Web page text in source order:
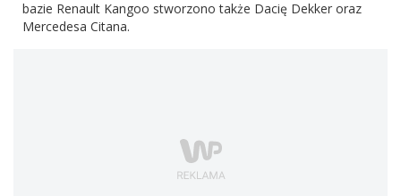
bazie Renault Kangoo stworzono także Dacię Dekker oraz
Mercedesa Citana.